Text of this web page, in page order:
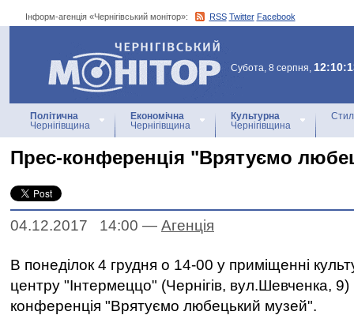
Інформ-агенція «Чернігівський монітор»: RSS Twitter Facebook
Інформ-агенція
«Чернігівський монітор»
Субота, 8 серпня,
Політична
Чернігівщина
Економічна
Чернігівщина
Культурна
Чернігівщина
Прес-конференція "Врятуємо
04.12.2017 14:00 — Агенцiя
В понеділок 4 грудня о 14-00 у приміщенні
центру "Інтермеццо" (Чернігів, вул.Шевченка, 9)
конференція "Врятуємо любецький музей".